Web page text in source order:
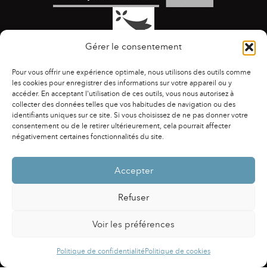
Gérer le consentement
Pour vous offrir une expérience optimale, nous utilisons des outils comme
les cookies pour enregistrer des informations sur votre appareil ou y
accéder. En acceptant l'utilisation de ces outils, vous nous autorisez à
collecter des données telles que vos habitudes de navigation ou des
identifiants uniques sur ce site. Si vous choisissez de ne pas donner votre
consentement ou de le retirer ultérieurement, cela pourrait affecter
négativement certaines fonctionnalités du site.
Accepter
Refuser
Voir les préférences
Politique de confidentialitéPolitique de cookies
ACCESSIBILITÉ | AGENDA | ASSOCIATIONS
|
CONTACTS
PUBLICATIONS ESPACE PRESSE